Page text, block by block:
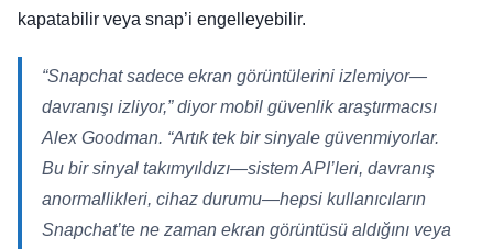
kapatabilir veya snap’i engelleyebilir.
“Snapchat sadece ekran görüntülerini izlemiyor—
davranışı izliyor,” diyor mobil güvenlik araştırmacısı
Alex Goodman. “Artık tek bir sinyale güvenmiyorlar.
Bu bir sinyal takımyıldızı—sistem API’leri, davranış
anormallikleri, cihaz durumu—hepsi kullanıcıların
Snapchat’te ne zaman ekran görüntüsü aldığını veya